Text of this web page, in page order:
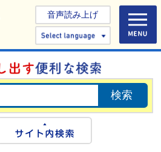
音声読み上げ
Select
Google検索